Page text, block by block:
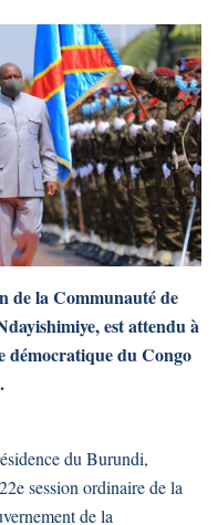
de la Communauté de
est attendu à
démocratique du Congo
du Burundi,
session ordinaire de la
de la